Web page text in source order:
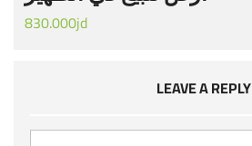
830.000jd
LEAVE A REPLY